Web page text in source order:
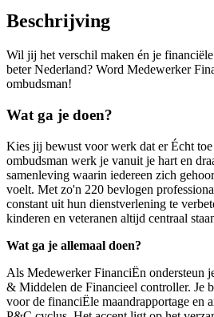
Beschrijving
Wil jij het verschil maken én je
beter Nederland? Word Medewerker
ombudsman!
Wat ga je doen?
Kies jij bewust voor werk dat er Écht
ombudsman werk je vanuit je hart en
samenleving waarin iedereen zich
voelt. Met zo'n 220 bevlogen
constant uit hun dienstverlening te
kinderen en veteranen altijd centraal
Wat ga je allemaal doen?
Als Medewerker FinanciËn ondersteun
& Middelen de Financieel controller. Je
voor de financiËle maandrapportage en